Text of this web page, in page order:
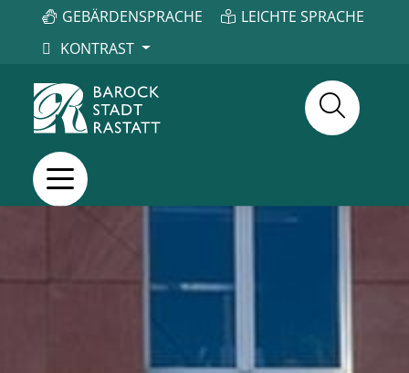
GEBÄRDENSPRACHE
LEICHTE SPRACHE
KONTRAST